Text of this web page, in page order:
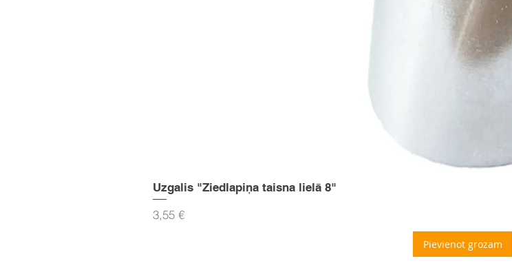
Uzgalis "Ziedlapiņa taisna lielā 8"
Cena
3,55 €
Pievienot grozam